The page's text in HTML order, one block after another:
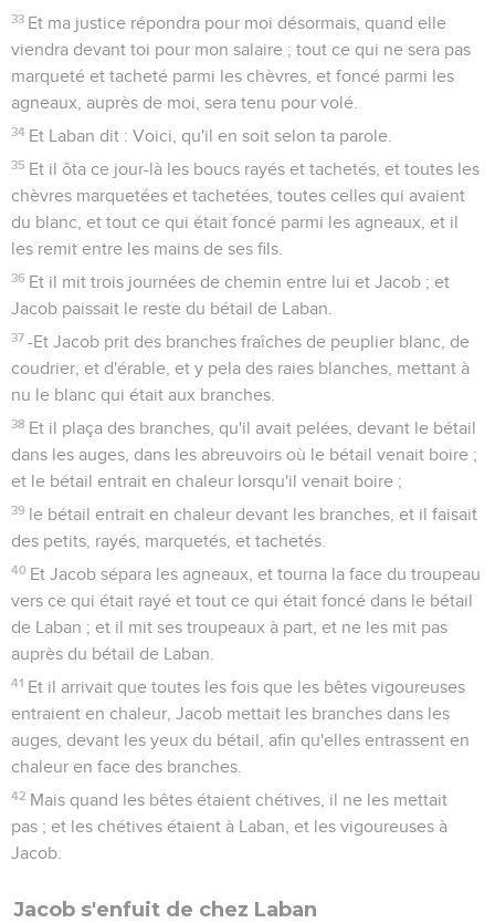
33 Et ma justice répondra pour moi désormais, quand elle
viendra devant toi pour mon salaire ; tout ce qui ne sera pas
marqueté et tacheté parmi les chèvres, et foncé parmi les
agneaux, auprès de moi, sera tenu pour volé.
34 Et Laban dit : Voici, qu'il en soit selon ta parole.
35 Et il ôta ce jour-là les boucs rayés et tachetés, et toutes les
chèvres marquetées et tachetées, toutes celles qui avaient
du blanc, et tout ce qui était foncé parmi les agneaux, et il
les remit entre les mains de ses fils.
36 Et il mit trois journées de chemin entre lui et Jacob ; et
Jacob paissait le reste du bétail de Laban.
37 -Et Jacob prit des branches fraîches de peuplier blanc, de
coudrier, et d'érable, et y pela des raies blanches, mettant à
nu le blanc qui était aux branches.
38 Et il plaça des branches, qu'il avait pelées, devant le bétail
dans les auges, dans les abreuvoirs où le bétail venait boire ;
et le bétail entrait en chaleur lorsqu'il venait boire ;
39 le bétail entrait en chaleur devant les branches, et il faisait
des petits, rayés, marquetés, et tachetés.
40 Et Jacob sépara les agneaux, et tourna la face du troupeau
vers ce qui était rayé et tout ce qui était foncé dans le bétail
de Laban ; et il mit ses troupeaux à part, et ne les mit pas
auprès du bétail de Laban.
41 Et il arrivait que toutes les fois que les bêtes vigoureuses
entraient en chaleur, Jacob mettait les branches dans les
auges, devant les yeux du bétail, afin qu'elles entrassent en
chaleur en face des branches.
42 Mais quand les bêtes étaient chétives, il ne les mettait
pas ; et les chétives étaient à Laban, et les vigoureuses à
Jacob.
Jacob s'enfuit de chez Laban